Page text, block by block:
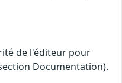
de l'éditeur pour
Documentation).